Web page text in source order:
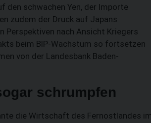
den schwachen Yen, der Importe
zudem der Druck auf Japans
Perspektiven nach Ansicht Kriegers
beim BIP-Wachstum so fortsetzen
von der Landesbank Baden-
schrumpfen
die Wirtschaft des Fernostlandes